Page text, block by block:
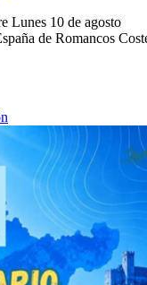
Lunes 10 de agosto
de Romancos